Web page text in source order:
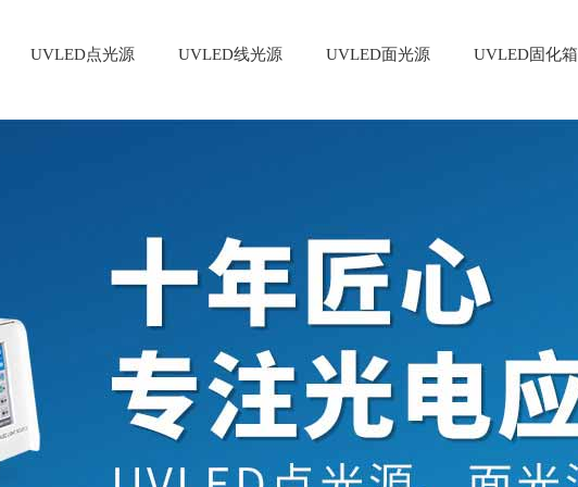
UVLED点光源 UVLED线光源 UVLED面光源 UVLED固化箱